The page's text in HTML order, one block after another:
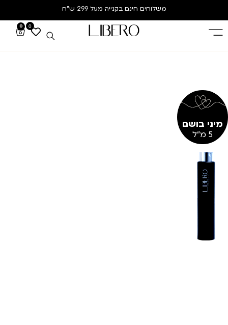
משלוחים חינם בקנייה מעל 299 ש”ח
0
0
מיני בושם
5 מ"ל